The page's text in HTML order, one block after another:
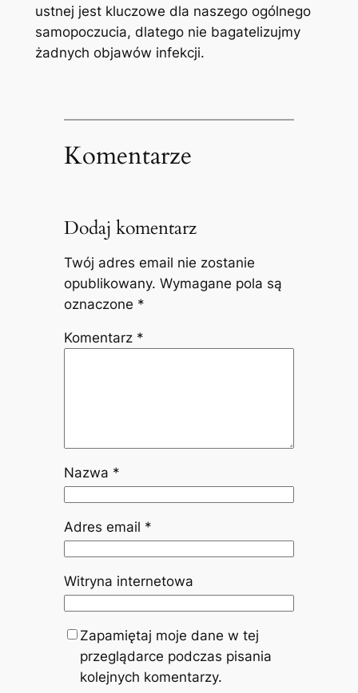
ustnej jest ‍kluczowe dla‍ naszego ogólnego
samopoczucia, dlatego nie bagatelizujmy
‍żadnych ⁢objawów infekcji.
Komentarze
Dodaj komentarz
Twój adres email nie zostanie
opublikowany. Wymagane pola są
oznaczone *
Komentarz *
Nazwa *
Adres email *
Witryna internetowa
Zapamiętaj moje dane w tej
przeglądarce podczas pisania
kolejnych komentarzy.